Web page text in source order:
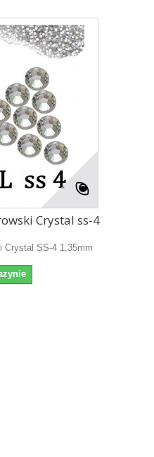
Crystal ss-4
Crystal SS-4 1,35mm